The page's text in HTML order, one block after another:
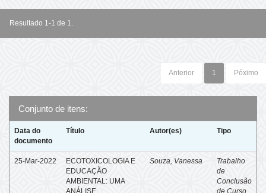
Resultado 1-1 de 1.
Anterior 1 Póximo
Conjunto de itens:
Data do
documento
Título Autor(es) Tipo
25-Mar-2022
ECOTOXICOLOGIA E
EDUCAÇÃO
AMBIENTAL: UMA
ANÁLISE
Souza, Vanessa
Trabalho
de
Conclusão
de Curso